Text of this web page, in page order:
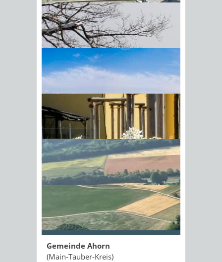
BIick vom Galgenberg auf
Hohenstadt
Sonnenschein am Morgen im
Ahornwald
Ihr Name
Ihre E-Mail-Adresse*
akzeptiere dieDatenschutz­
erklärung
Kopie an Absender
Seite drucken
PDF drucken
Öffnungszeiten
Gemeinde Ahorn
(Main-Tauber-Kreis)